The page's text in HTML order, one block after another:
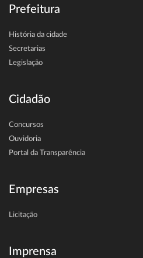
Prefeitura
História da cidade
Secretarias
Legislação
Cidadão
Concursos
Ouvidoria
Portal da Transparência
Empresas
Licitação
Imprensa